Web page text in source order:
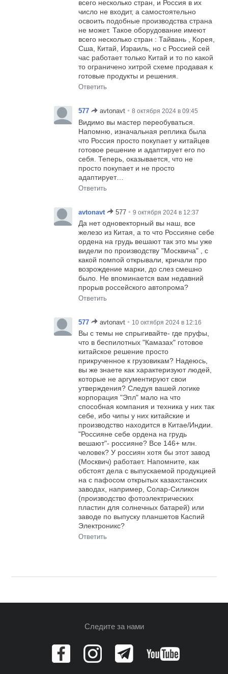
всего несколько стран, и Россия в их
число не входит, а самостоятельно
освоить подобные производства страна
не может. Такое оборудование имеют
всего несколько стран : Тайвань , Корея,
Сша, Китай, Израиль, но с Россией сей
час работает только Китай и то по какой
то ограничено хитрой схеме продавая к
готовые продукты и решения.
Ответить
577 avtonavt • 8 октября 2024 в 09:45
Видимо вы мастер переобуваться.
Напомню, изначальная реплика была
что Россия просто покупает у китайцев
готовое решение и адаптирует его по
себя. Теперь, оказывается, что не
просто покупает и не просто
адаптирует…
Ответить
avtonavt 577 • 9 октября 2024 в 12:37
Да нет одновекторный вы наш, все
железо из Китая, а то что Россияне себе
ордена на грудь вешают так это мы уже
видели по производству "Москвича" , с
какой помпой открывали, кричали про
возрождение марки, до слез смешно
было. Не впоминается вам недавний
прорыв россейского автопрома?
Ответить
577 avtonavt • 10 октября 2024 в 12:16
Вы с темы не спрыгивайте- где пруфы,
что в беспилотных "Камазах" готовое
китайское решение просто
прикрученное к грузовикам? Надеюсь,
вы же знаете как характеризуют людей,
которые не аргументируют свои
утверждения? Следуя вашей логике
корпорация "Эпл" мало на что
способная компания и техника у них так
себе, ибо чипы у них китайские и
производство находится в Китае/Индии.
"Россияне себе ордена на грудь
вешают"- россияне? Все 146+ млн.
человек? У россиян хотя бы этот завод
(Москвич) работает. Напомните, как
обстоят дела с выпускаемой продукцией
на с пафосом открытых казахстанских
заводах, например, Солар-Силикон
(производство фотоэлектрических
пластин для солнечных батарей) или
заводе по выпуску планшетов Каспий
Электроникс?
Ответить
Следите за нами